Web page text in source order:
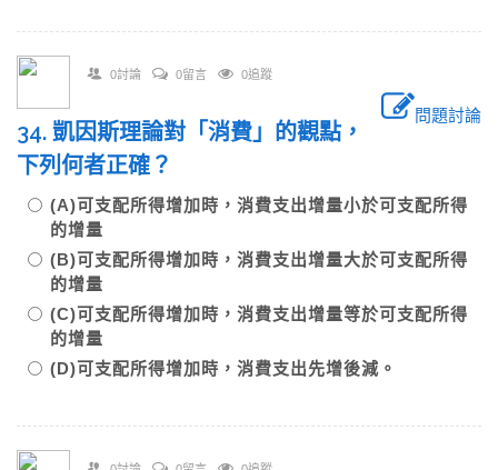
0討論 0留言 0追蹤
問題討論
34. 凱因斯理論對「消費」的觀點，
下列何者正確？
(A)可支配所得增加時，消費支出增量小於可支配所得
的增量
(B)可支配所得增加時，消費支出增量大於可支配所得
的增量
(C)可支配所得增加時，消費支出增量等於可支配所得
的增量
(D)可支配所得增加時，消費支出先增後減。